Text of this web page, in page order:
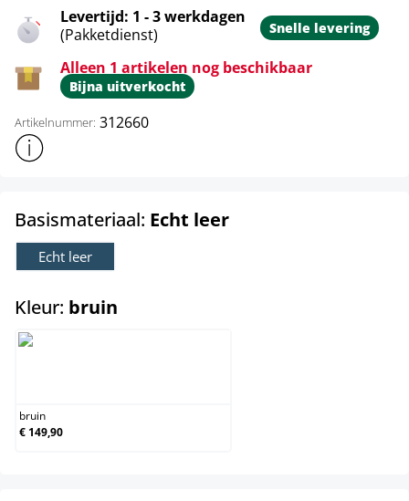
Levertijd: 1 - 3 werkdagen
(Pakketdienst)
Snelle levering
Alleen 1 artikelen nog beschikbaar
Bijna uitverkocht
Artikelnummer: 312660
Toon meer productinformatie
Basismateriaal: Echt leerselect
Echt leer
Kleur: bruin
bruin
€ 149,90